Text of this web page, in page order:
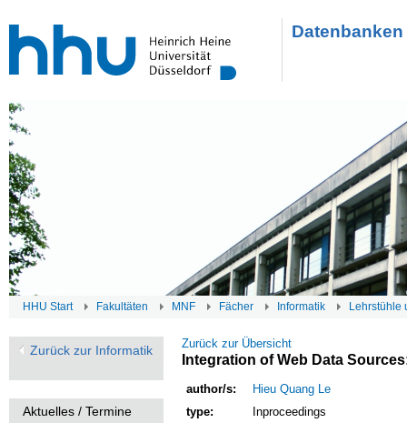
HHU Start Fakultäten MNF Fächer Informatik Lehrstühle
Zurück zur Informatik
Aktuelles / Termine
Zurück zur Übersicht
Integration of Web Data
author/s:
Hieu Quang Le
type:
Inproceedings